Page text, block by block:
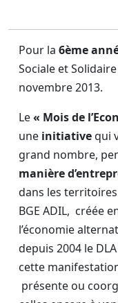
Pour la 6ème
Sociale et
novembre 2013.
Le« Mois de
une initiativequi
grand nombre,
manière
dans les
BGE ADIL, créée
l’économie
depuis 2004 le
cette
présente ou